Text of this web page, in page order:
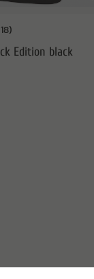
Edition black